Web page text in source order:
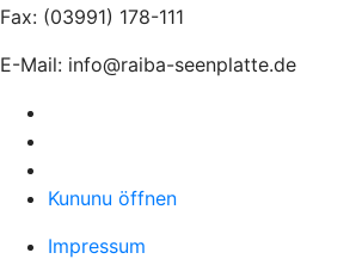
Fax: (03991) 178-111
E-Mail: info@raiba-seenplatte.de
Kununu öffnen
Impressum